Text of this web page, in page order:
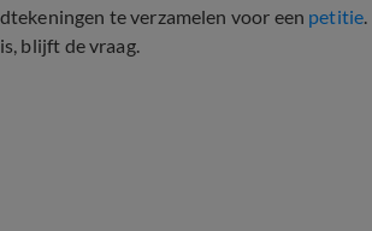
te verzamelen voor een petitie.
blijft de vraag.